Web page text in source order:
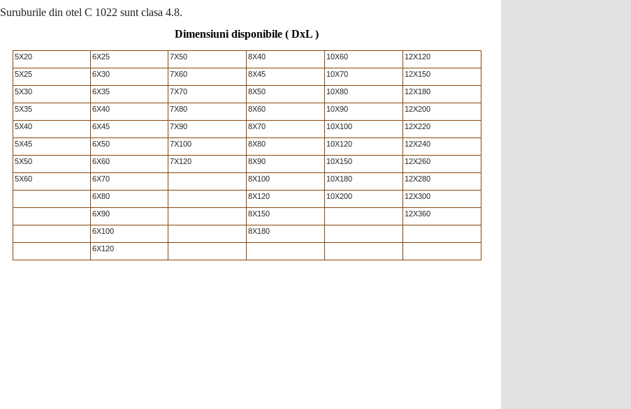
Suruburile din otel C 1022 sunt clasa 4.8.
Dimensiuni disponibile ( DxL )
5X20 6X25 7X50 8X40 10X60 12X120
5X25 6X30 7X60 8X45 10X70 12X150
5X30 6X35 7X70 8X50 10X80 12X180
5X35 6X40 7X80 8X60 10X90 12X200
5X40 6X45 7X90 8X70 10X100 12X220
5X45 6X50 7X100 8X80 10X120 12X240
5X50 6X60 7X120 8X90 10X150 12X260
5X60 6X70 8X100 10X180 12X280
6X80 8X120 10X200 12X300
6X90 8X150 12X360
6X100 8X180
6X120